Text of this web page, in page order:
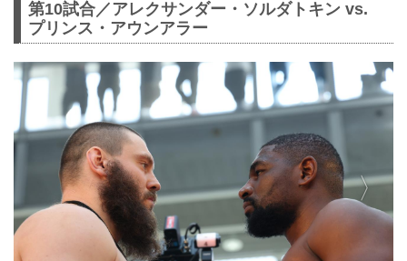
第10試合／アレクサンダー・ソルダトキン vs.
プリンス・アウンアラー